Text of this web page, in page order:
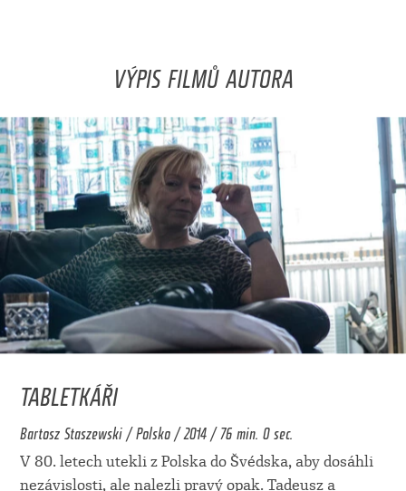
VÝPIS FILMŮ AUTORA
TABLETKÁŘI
Bartosz Staszewski / Polsko / 2014 / 76 min. 0 sec.
V 80. letech utekli z Polska do Švédska, aby dosáhli
nezávislosti, ale nalezli pravý opak. Tadeusz a